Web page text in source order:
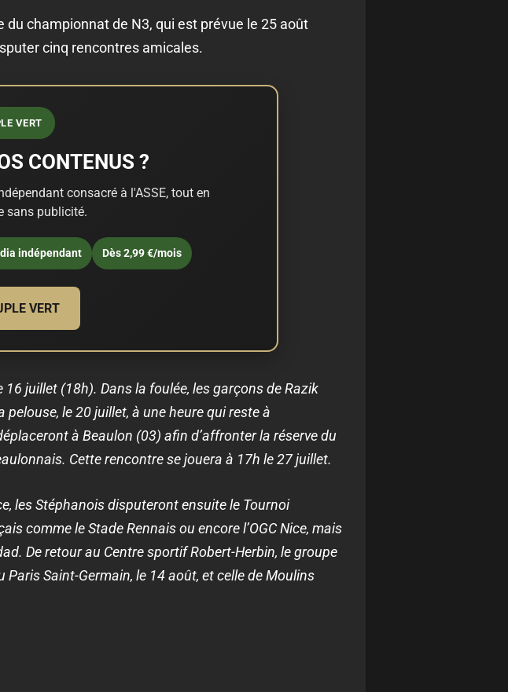
championnat de N3, qui est prévue le 25 août
cinq rencontres amicales.
VERT
CONTENUS ?
consacré à l'ASSE, tout en
sans publicité.
indépendant Dès 2,99 €/mois
VERT
16 juillet (18h). Dans la foulée, les garçons de Razik
le 20 juillet, à une heure qui reste à
à Beaulon (03) afin d’affronter la réserve du
Cette rencontre se jouera à 17h le 27 juillet.
les Stéphanois disputeront ensuite le Tournoi
comme le Stade Rennais ou encore l’OGC Nice, mais
De retour au Centre sportif Robert-Herbin, le groupe
Saint-Germain, le 14 août, et celle de Moulins